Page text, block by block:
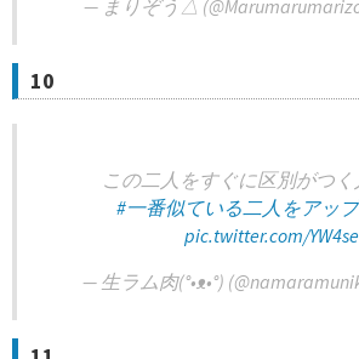
— まりぞう△
10
この二人をすぐに区別がつく
#一番似ている二人をアッ
pic.twitter.com/
— 生ラム肉(°•ᴥ•°)